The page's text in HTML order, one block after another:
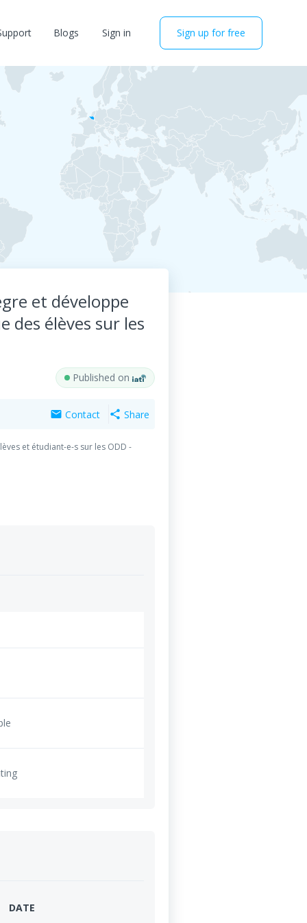
Blogs Sign in Sign up for free
et développe
des élèves sur les
Published on
mail Contact share Share
et étudiant-e-s sur les ODD -
DATE